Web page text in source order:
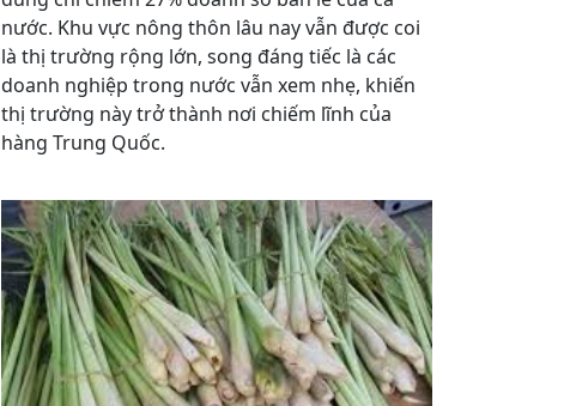
nước. Khu vực nông thôn lâu nay vẫn được coi
là thị trường rộng lớn, song đáng tiếc là các
doanh nghiệp trong nước vẫn xem nhẹ, khiến
thị trường này trở thành nơi chiếm lĩnh của
hàng Trung Quốc.